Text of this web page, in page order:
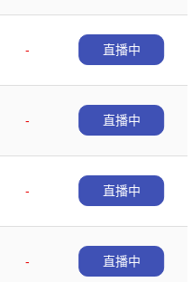
-
直播中
-
直播中
-
直播中
-
直播中